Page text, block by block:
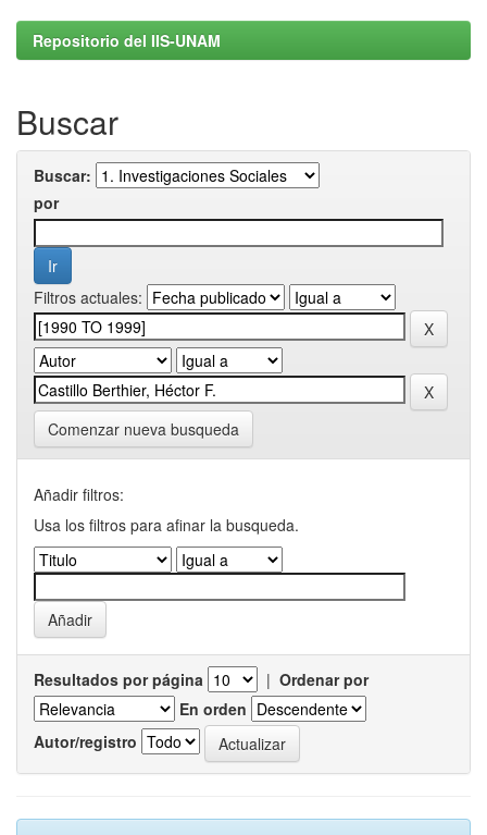
Repositorio del IIS-UNAM
Buscar
Buscar:
por
Filtros actuales:
Comenzar nueva busqueda
Añadir filtros:
Usa los filtros para afinar la busqueda.
Resultados por página | Ordenar por
En orden
Autor/registro